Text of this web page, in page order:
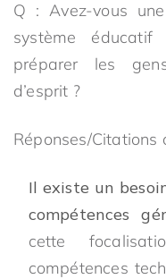
Q : Avez-vous
système
préparer les
d’esprit ?
Réponses/Citations
Il existe un
compétences
cette
compétences